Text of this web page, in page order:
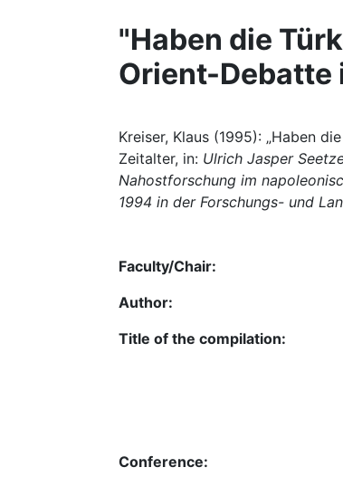
"Haben die
Orient-Debatte
Kreiser, Klaus (1995): „Haben
Zeitalter, in: Ulrich Jasper
Nahostforschung im
1994 in der Forschungs- und
Faculty/Chair:
Author:
Title of the compilation:
Conference: